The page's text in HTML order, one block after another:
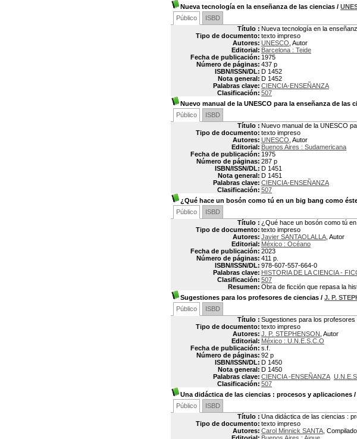
Nueva tecnología en la enseñanza de las ciencias /
Público
ISBD
Título : Nueva tecnología en la
Tipo de documento: texto impreso
Autores: UNESCO , Autor
Editorial: Barcelona : Teide
Fecha de publicación: 1975
Número de páginas: 437 p
ISBN/ISSN/DL: D 1452
Nota general: D 1452
Palabras clave: CIENCIA-ENSEÑANZA
Clasificación: 507
Nuevo manual de la UNESCO para la enseñanza de las
Público
ISBD
Título : Nuevo manual de la UNESCO
Tipo de documento: texto impreso
Autores: UNESCO , Autor
Editorial: Buenos Aires : Sudamericana
Fecha de publicación: 1975
Número de páginas: 287 p
ISBN/ISSN/DL: D 1451
Nota general: D 1451
Palabras clave: CIENCIA-ENSEÑANZA
Clasificación: 507
¿Qué hace un bosón como tú en un big bang como
Público
ISBD
Título : ¿Qué hace un bosón como tú
Tipo de documento: texto impreso
Autores: Javier SANTAOLALLA , Autor
Editorial: México : Océano
Fecha de publicación: 2023
Número de páginas: 411 p.
ISBN/ISSN/DL: 978-607-557-664-0
Palabras clave: HISTORIA DE LA CIENCIA -
Clasificación: 507
Resumen: Obra de ficción que repasa la
Sugestiones para los profesores de ciencias / J. P.
Público
ISBD
Título : Sugestiones para los profesores
Tipo de documento: texto impreso
Autores: J. P. STEPHENSON , Autor
Editorial: México : U.N.E.S.C.O
Fecha de publicación: s.f.
Número de páginas: 92 p
ISBN/ISSN/DL: D 1450
Nota general: D 1450
Palabras clave: CIENCIA -ENSEÑANZA
Clasificación: 507
Una didáctica de las ciencias : procesos y aplicaciones /
Público
ISBD
Título : Una didáctica de las ciencias :
Tipo de documento: texto impreso
Autores: Carol Minnick SANTA ,